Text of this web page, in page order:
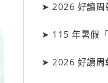
➤ 2026 好讀周
➤ 115 年暑假
➤ 2026 好讀周